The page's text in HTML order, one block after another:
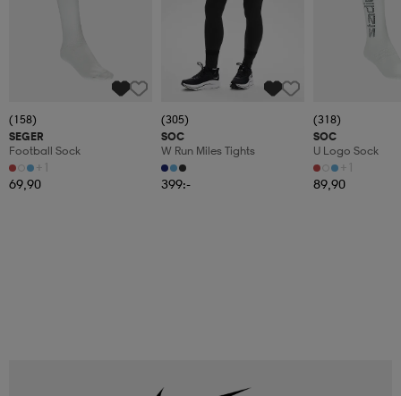
(158)
SEGER
Football Sock
+1
69,90
(305)
SOC
W Run Miles Tights
399:-
(318)
SOC
U Logo Sock
+1
89,90